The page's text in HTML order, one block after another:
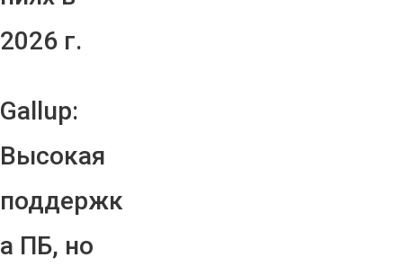
2026 г.
Gallup:
Высокая
поддержк
а ПБ, но